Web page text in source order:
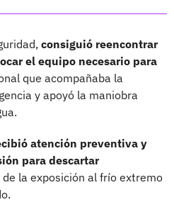
consiguió reencontrar
el equipo necesario para
que acompañaba la
y apoyó la maniobra
atención preventiva y
para descartar
la exposición al frío extremo